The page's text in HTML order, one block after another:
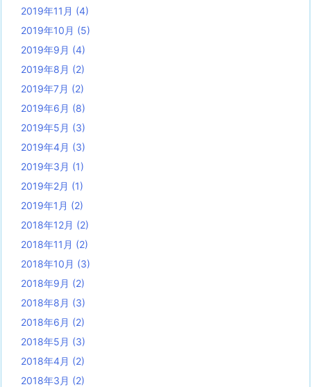
2019年11月 (4)
2019年10月 (5)
2019年9月 (4)
2019年8月 (2)
2019年7月 (2)
2019年6月 (8)
2019年5月 (3)
2019年4月 (3)
2019年3月 (1)
2019年2月 (1)
2019年1月 (2)
2018年12月 (2)
2018年11月 (2)
2018年10月 (3)
2018年9月 (2)
2018年8月 (3)
2018年6月 (2)
2018年5月 (3)
2018年4月 (2)
2018年3月 (2)